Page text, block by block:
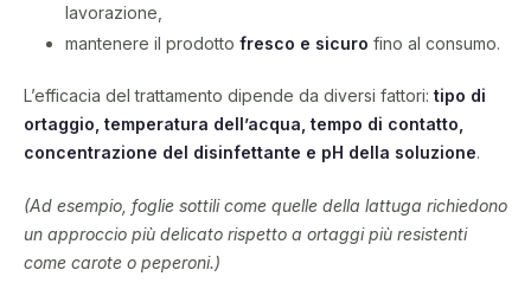
lavorazione,
mantenere il prodotto fresco e sicuro fino al consumo.
L’efficacia del trattamento dipende da diversi fattori: tipo di
ortaggio, temperatura dell’acqua, tempo di contatto,
concentrazione del disinfettante e pH della soluzione.
(Ad esempio, foglie sottili come quelle della lattuga richiedono
un approccio più delicato rispetto a ortaggi più resistenti
come carote o peperoni.)